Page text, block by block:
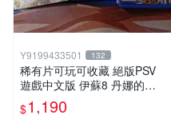
Y9199433501 132
稀有片可玩可收藏 絕版PSV
遊戲中文版 伊蘇8 丹娜的殞
涕日 中文版 psv
$1,190